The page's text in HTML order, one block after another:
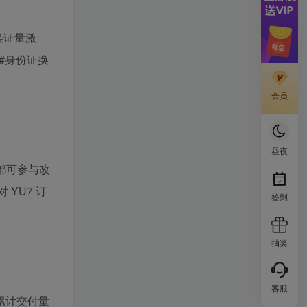
量激
身份证换
可参与改
YU7 订
计交付量
会员
昼夜
签到
抽奖
客服